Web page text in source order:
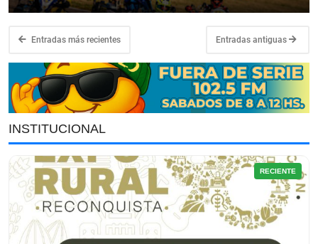
Entradas más recientes Entradas antiguas
INSTITUCIONAL
RECIENTE